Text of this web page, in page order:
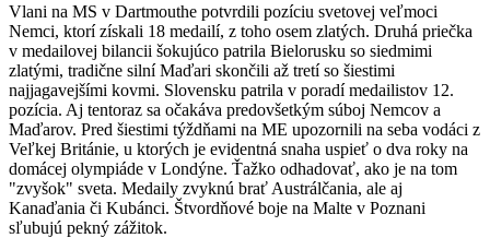
Vlani na MS v Dartmouthe potvrdili pozíciu svetovej veľmoci
Nemci, ktorí získali 18 medailí, z toho osem zlatých. Druhá priečka
v medailovej bilancii šokujúco patrila Bielorusku so siedmimi
zlatými, tradične silní Maďari skončili až tretí so šiestimi
najjagavejšími kovmi. Slovensku patrila v poradí medailistov 12.
pozícia. Aj tentoraz sa očakáva predovšetkým súboj Nemcov a
Maďarov. Pred šiestimi týždňami na ME upozornili na seba vodáci z
Veľkej Británie, u ktorých je evidentná snaha uspieť o dva roky na
domácej olympiáde v Londýne. Ťažko odhadovať, ako je na tom
"zvyšok" sveta. Medaily zvyknú brať Austrálčania, ale aj
Kanaďania či Kubánci. Štvordňové boje na Malte v Poznani
sľubujú pekný zážitok.